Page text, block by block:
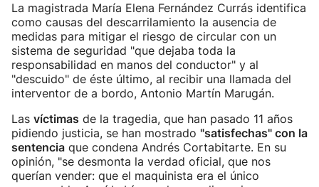
La magistrada María Elena Fernández Currás identifica
como causas del descarrilamiento la ausencia de
medidas para mitigar el riesgo de circular con un
sistema de seguridad "que dejaba toda la
responsabilidad en manos del conductor" y al
"descuido" de éste último, al recibir una llamada del
interventor de a bordo, Antonio Martín Marugán.
Las víctimas de la tragedia, que han pasado 11 años
pidiendo justicia, se han mostrado "satisfechas" con la
sentencia que condena Andrés Cortabitarte. En su
opinión, "se desmonta la verdad oficial, que nos
querían vender: que el maquinista era el único